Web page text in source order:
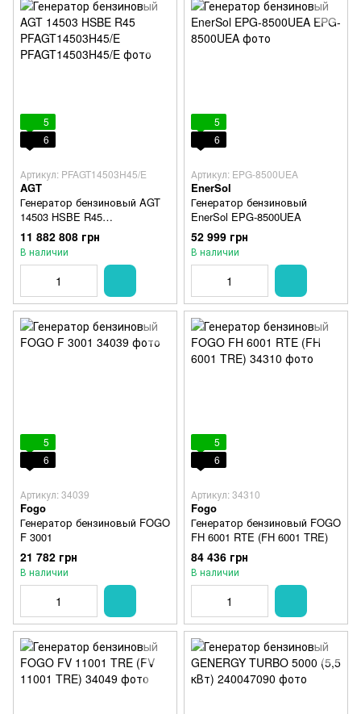
5
6
Артикул: PFAGT14503H45/E
AGT
Генератор бензиновый AGT
14503 HSBE R45
PFAGT14503H45/E
11 882 808 грн
В наличии
5
6
Артикул: EPG-8500UEA
EnerSol
Генератор бензиновый
EnerSol EPG-8500UEA
52 999 грн
В наличии
5
6
Артикул: 34039
Fogo
Генератор бензиновый FOGO
F 3001
21 782 грн
В наличии
5
6
Артикул: 34310
Fogo
Генератор бензиновый FOGO
FH 6001 RTE (FH 6001 TRE)
84 436 грн
В наличии